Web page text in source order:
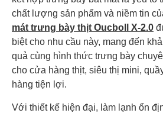
chất lượng sản phẩm và niềm tin
mát trưng bày thịt Oucboll X-2.0
biệt cho nhu cầu này, mang đến
quả cùng hình thức trưng bày
cho cửa hàng thịt, siêu thị mini,
hàng tiện lợi.
Với thiết kế hiện đại, làm lạnh ổn